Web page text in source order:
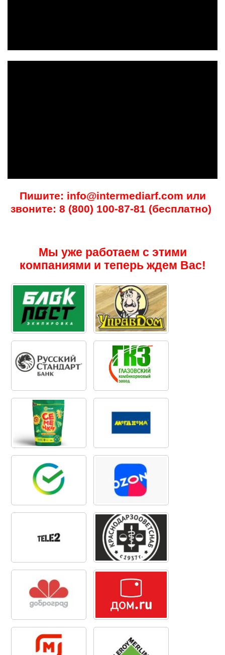
Пишите: info@intermediarf.com или
звоните: 8 (800) 100-87-81 (бесплатно)
Мы уже работаем с этими
компаниями и теперь ждем Вас!